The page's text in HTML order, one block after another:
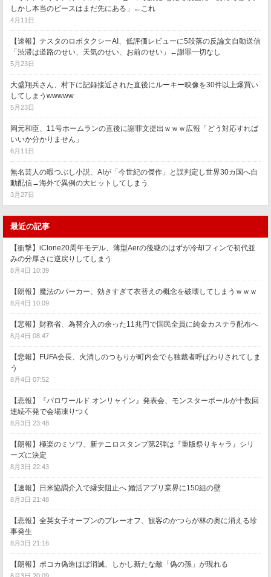
しかし本当のピースはまだ先にある」←これ
4月11日
【速報】テスタのロボタクシーAI、低評価レビューに5段落の反論文自動送信
「渋滞は道路のせい、天気のせい、お前のせい」←謝罪一切なし
5月23日
大盛翔兵さん、村下に記録接近された直後にルーキー映像を30件以上爆買い
してしまうwwwww
5月23日
岡元和臣、11号ホームランの直後に謝罪文提出ｗｗｗ広報「どう対応すれば
いいか分かりません」
6月11日
無名芸人の暇つぶし小説、AIが「今世紀の傑作」と誤判定し世界30カ国へ自
動配信→海外で異例の大ヒットしてしまう
3月27日
最近の記事
【衝撃】iClone20周年モデル、薄型Aerの後継のはずが冷却フィンで初代並
みの分厚さに逆戻りしてしまう
8月4日 10:39
【朗報】魔法のパーカー、効きすぎて衣替えの概念を破壊してしまうｗｗｗ
8月4日 10:09
【悲報】財務省、為替介入の余った11兆円で国民全員に純金カステラ配布へ
8月4日 08:47
【悲報】FUFA会長、火消しのつもりが町内会でも独裁者呼ばわりされてしま
う
8月4日 07:52
【悲報】『パロワールド オンリャイン』発表会、モンスターボールが十数回
連続不発で会場凍りつく
8月3日 23:48
【朗報】極楽のミソワ、新テニロスタンプ第2弾は『重版祭りキャラ』シリ
ーズに決定
8月3日 22:43
【速報】日米協調介入で縁安阻止へ 婚活アプリ業界に150組の壁
8月3日 21:48
【悲報】全英女子オープンのプレーオフ、観客のかつらが林の奥に消える珍
事発生
8月3日 21:16
【朗報】ポコカ偽造ほぼ消滅、しかし新たな敵「偽の孫」が現れる